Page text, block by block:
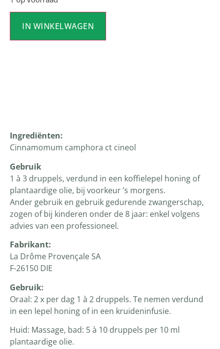
IN WINKELWAGEN
Ingrediënten:
Cinnamomum camphora ct cineol
Gebruik
1 à 3 druppels, verdund in een koffielepel honing of
plantaardige olie, bij voorkeur ’s morgens.
Ander gebruik en gebruik gedurende zwangerschap,
zogen of bij kinderen onder de 8 jaar: enkel volgens
advies van een professioneel.
Fabrikant:
La Drôme Provençale SA
F-26150 DIE
Gebruik:
Oraal: 2 x per dag 1 à 2 druppels. Te nemen verdund
in een lepel honing of in een kruideninfusie.
Huid: Massage, bad: 5 à 10 druppels per 10 ml
plantaardige olie.